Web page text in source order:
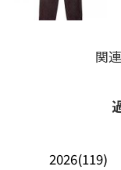
関
2026(119)